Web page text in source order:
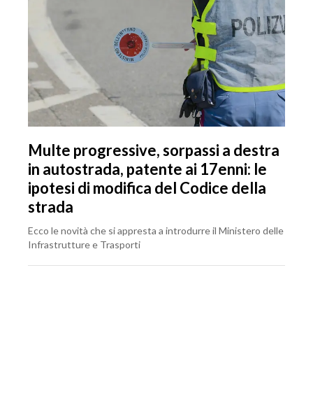
Multe progressive, sorpassi a destra
in autostrada, patente ai 17enni: le
ipotesi di modifica del Codice della
strada
Ecco le novità che si appresta a introdurre il Ministero delle
Infrastrutture e Trasporti